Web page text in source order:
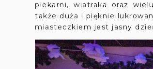
piekarni, wiatraka oraz
także duża i pięknie
miasteczkiem jest jasny